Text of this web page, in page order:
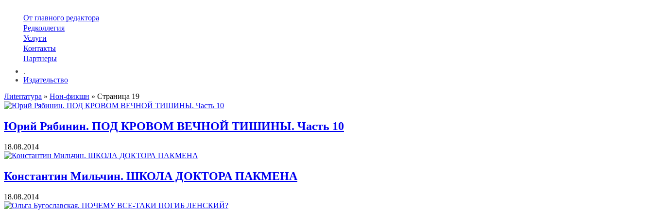
От главного редактора
Редколлегия
Услуги
Контакты
Партнеры
.
Издательство
Лиterraтура » Нон-фикшн » Страница 19
Юрий Рябинин. ПОД КРОВОМ ВЕЧНОЙ ТИШИНЫ. Часть 10
18.08.2014
Константин Мильчин. ШКОЛА ДОКТОРА ПАКМЕНА
18.08.2014